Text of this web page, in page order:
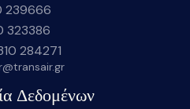
239666
323386
284271
Δεδομένων